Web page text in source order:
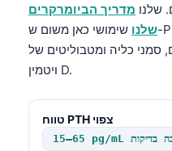
שלנו מדריך הביומרקרים
שלנו שימושי כאן משום ש-PTH הופך לקריא קלינית רק
סמני כליה ומטבוליטים של
ויטמין D.
טווח PTH צפוי